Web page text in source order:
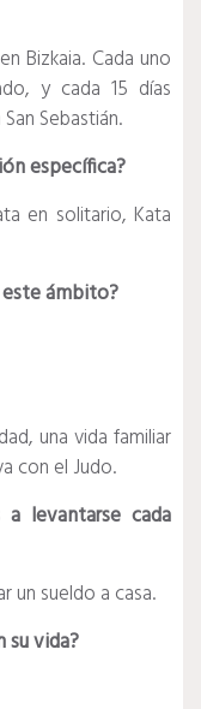
Bizkaia. Cada uno
y cada 15 días
Sebastián.
específica?
en solitario, Kata
ámbito?
una vida familiar
con el Judo.
levantarse cada
un sueldo a casa.
su vida?